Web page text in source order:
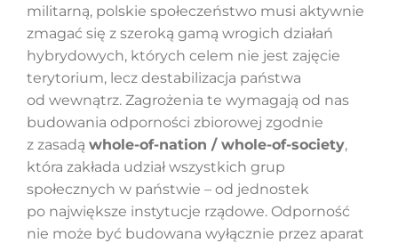
militarną, polskie społeczeństwo musi aktywnie
zmagać się z szeroką gamą wrogich działań
hybrydowych, których celem nie jest zajęcie
terytorium, lecz destabilizacja państwa
od wewnątrz. Zagrożenia te wymagają od nas
budowania odporności zbiorowej zgodnie
z zasadą whole-of-nation / whole-of-society,
która zakłada udział wszystkich grup
społecznych w państwie – od jednostek
po największe instytucje rządowe. Odporność
nie może być budowana wyłącznie przez aparat